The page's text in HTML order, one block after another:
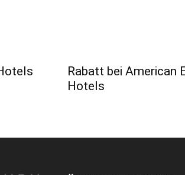
Rabatt bei American
Hotels